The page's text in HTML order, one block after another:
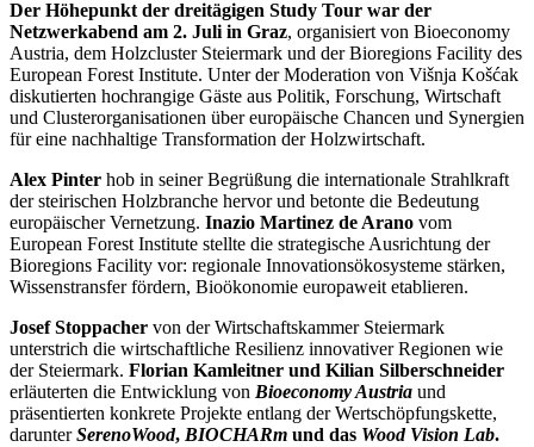
Der Höhepunkt der dreitägigen Study Tour war der
Netzwerkabend am 2. Juli in Graz, organisiert von Bioeconomy
Austria, dem Holzcluster Steiermark und der Bioregions Facility des
European Forest Institute. Unter der Moderation von Višnja Košćak
diskutierten hochrangige Gäste aus Politik, Forschung, Wirtschaft
und Clusterorganisationen über europäische Chancen und Synergien
für eine nachhaltige Transformation der Holzwirtschaft.
Alex Pinter hob in seiner Begrüßung die internationale Strahlkraft
der steirischen Holzbranche hervor und betonte die Bedeutung
europäischer Vernetzung. Inazio Martinez de Arano vom
European Forest Institute stellte die strategische Ausrichtung der
Bioregions Facility vor: regionale Innovationsökosysteme stärken,
Wissenstransfer fördern, Bioökonomie europaweit etablieren.
Josef Stoppacher von der Wirtschaftskammer Steiermark
unterstrich die wirtschaftliche Resilienz innovativer Regionen wie
der Steiermark. Florian Kamleitner und Kilian Silberschneider
erläuterten die Entwicklung von Bioeconomy Austria und
präsentierten konkrete Projekte entlang der Wertschöpfungskette,
darunterSerenoWood, BIOCHARm und das Wood Vision Lab.